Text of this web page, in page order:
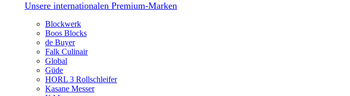
Unsere internationalen Premium-Marken
Blockwerk
Boos Blocks
de Buyer
Falk Culinair
Global
Güde
HORL 3 Rollschleifer
Kasane Messer